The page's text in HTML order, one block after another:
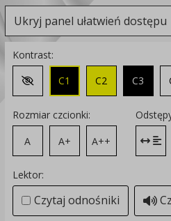
Ukryj panel ułatwień dostępu
Kontrast:
Zmień kontrast na domyślny
C1 C2 C3
Rozmiar czcionki:
A
A+ A++
Lektor:
Czytaj odnośniki